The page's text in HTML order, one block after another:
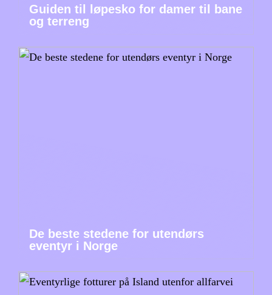
Guiden til løpesko for damer til bane
og terreng
De beste stedene for utendørs
eventyr i Norge